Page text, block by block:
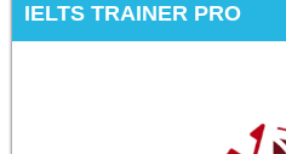
IELTS TRAINER PRO